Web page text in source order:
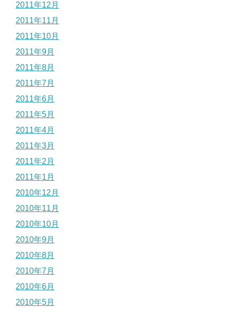
2011年12月
2011年11月
2011年10月
2011年9月
2011年8月
2011年7月
2011年6月
2011年5月
2011年4月
2011年3月
2011年2月
2011年1月
2010年12月
2010年11月
2010年10月
2010年9月
2010年8月
2010年7月
2010年6月
2010年5月